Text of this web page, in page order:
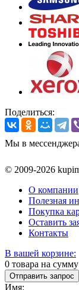
Поделиться:
Мы в
© 2009-2026
О компании
Полезная
Покупка
Оставить
Контакты
В вашей корзине:
0 товара на сумму
Отправить запрос
Имя: